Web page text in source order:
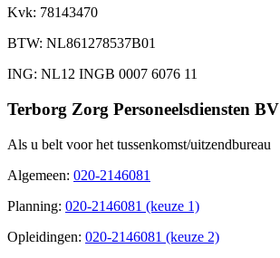
Kvk: 78143470
BTW: NL861278537B01
ING: NL12 INGB 0007 6076 11
Terborg Zorg Personeelsdiensten BV
Als u belt voor het tussenkomst/uitzendbureau
Algemeen: 020-2146081
Planning: 020-2146081 (keuze 1)
Opleidingen: 020-2146081 (keuze 2)